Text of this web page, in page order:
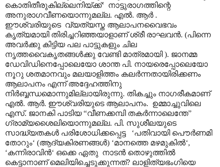
കൊതിതീരുകില്ലെനിയ്ക്ക്‘ നാട്ടുരാഗത്തിന്റെ
അനുരാഗവീണയൊന്നുമല്ല. എൽ. ആർ .
ഈശ്വരിയുടെ വ്യത്യസ്ത ആലാപനവൈഭവം
കൃത്യമായി തിരിച്ചറിഞ്ഞയാളാണ് ശ്രീ രാഘവൻ. (പിന്നെ
അവർക്കു കിട്ടിയ പല പാട്ടുകളും ചില
നൃത്തവൈകൃതങ്ങൾക്കു വേണ്ടി മാത്രമായി ). ജാനമ്മ
ഡേവിഡിനെപ്പോലെയോ ശാന്ത പി. നായരെപ്പോലെയോ
നൂറു ശതമാനവും മലയാളിത്തം കലർന്നതായിരിക്കണം
ആലാപനം എന്ന് അദ്ദേഹത്തിനു
നിർബ്ബന്ധമൊന്നുമില്ലായിരുന്നു. തികച്ചും നാഗരീകമാണ്
എൽ. ആർ. ഈശ്വരിയുടെ ആലാപനം. ഉമ്മാച്ചുവിലെ
എസ്. ജാനകി പാടിയ “വീണക്കമ്പി തകർന്നാലെന്തേ”
ഗ്രാമ്യശൈലിയൊന്നുമല്ല. പി. സുശീലയുടെ
സാദ്ധ്യതകൾ പരിശോധിക്കപ്പെട്ട ‘പതിവായി പൌർണമി
തോറും‘ (ആദ്യകിരണങ്ങൾ) ‘മാനത്തെ മഴമുകിൽ‘,
‘കന്നിരാവിൻ‘ ഒക്കെ ഏതു നാടൻ തൊഴുത്തിൽ
കെട്ടാനാണ് മെലിയിച്ചെടുക്കുന്നത്? ലാളിത്യഭംഗിയെ